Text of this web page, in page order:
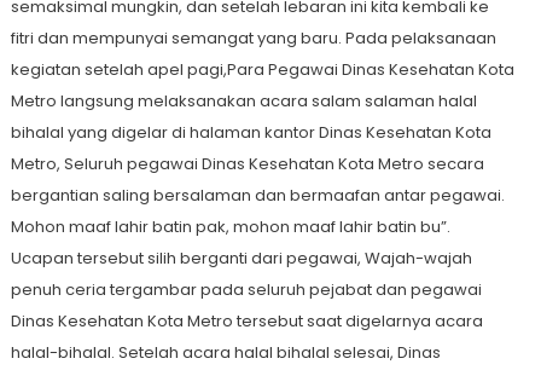
semaksimal mungkin, dan setelah lebaran ini kita kembali ke
fitri dan mempunyai semangat yang baru. Pada pelaksanaan
kegiatan setelah apel pagi,Para Pegawai Dinas Kesehatan Kota
Metro langsung melaksanakan acara salam salaman halal
bihalal yang digelar di halaman kantor Dinas Kesehatan Kota
Metro, Seluruh pegawai Dinas Kesehatan Kota Metro secara
bergantian saling bersalaman dan bermaafan antar pegawai.
Mohon maaf lahir batin pak, mohon maaf lahir batin bu”.
Ucapan tersebut silih berganti dari pegawai, Wajah-wajah
penuh ceria tergambar pada seluruh pejabat dan pegawai
Dinas Kesehatan Kota Metro tersebut saat digelarnya acara
halal-bihalal. Setelah acara halal bihalal selesai, Dinas